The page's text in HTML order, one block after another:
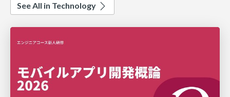
See All in Technology